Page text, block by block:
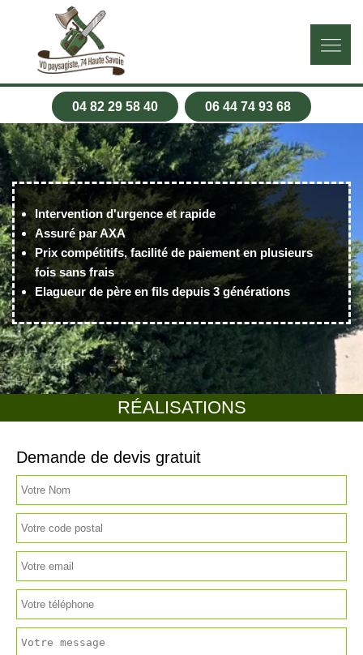
04 82 29 58 40 06 44 74 93 68
RÉALISATIONS
Intervention d'urgence et rapide
Assuré par AXA
Prix compétitifs, facilité de paiement en plusieurs
fois sans frais
Elagueur de père en fils depuis 3 générations
Demande de devis gratuit